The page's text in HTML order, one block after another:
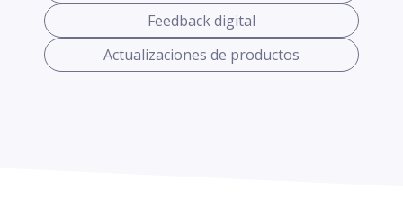
Feedback digital
Actualizaciones de productos